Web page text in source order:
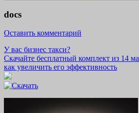
docs
Оставить комментарий
У вас бизнес такси?
Скачайте бесплатный комплект из 14
как увеличить его эффективность